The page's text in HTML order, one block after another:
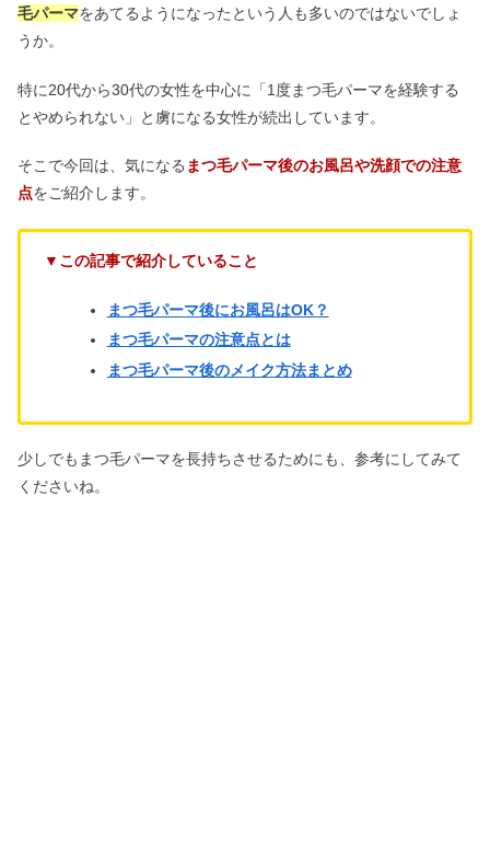
毛パーマをあてるようになったという人も多いのではないでしょ
うか。
特に20代から30代の女性を中心に「1度まつ毛パーマを経験する
とやめられない」と虜になる女性が続出しています。
そこで今回は、気になる まつ毛パーマ後のお風呂や洗顔での注意
点をご紹介します。
▼この記事で紹介していること
まつ毛パーマ後にお風呂はOK？
まつ毛パーマの注意点とは
まつ毛パーマ後のメイク方法まとめ
少しでもまつ毛パーマを長持ちさせるためにも、参考にしてみて
くださいね。